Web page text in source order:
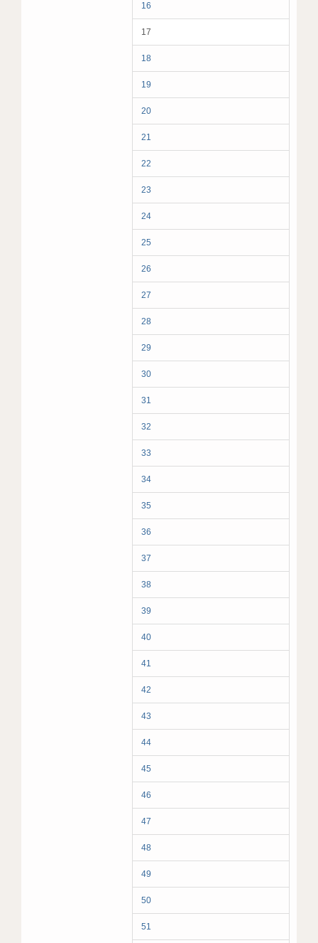
16
17
18
19
20
21
22
23
24
25
26
27
28
29
30
31
32
33
34
35
36
37
38
39
40
41
42
43
44
45
46
47
48
49
50
51